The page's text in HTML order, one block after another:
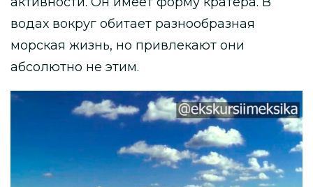
водах вокруг обитает разнообразная
морская жизнь, но привлекают они
абсолютно не этим.